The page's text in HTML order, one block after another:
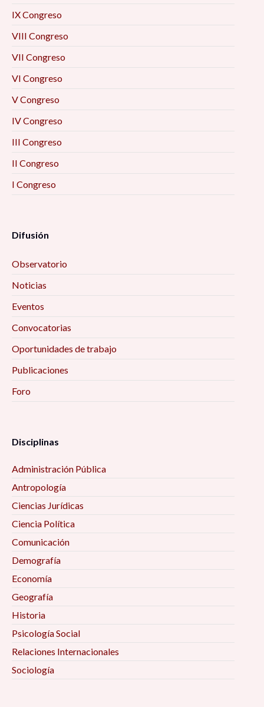
IX Congreso
VIII Congreso
VII Congreso
VI Congreso
V Congreso
IV Congreso
III Congreso
II Congreso
I Congreso
Difusión
Observatorio
Noticias
Eventos
Convocatorias
Oportunidades de trabajo
Publicaciones
Foro
Disciplinas
Administración Pública
Antropología
Ciencias Jurídicas
Ciencia Política
Comunicación
Demografía
Economía
Geografía
Historia
Psicología Social
Relaciones Internacionales
Sociología